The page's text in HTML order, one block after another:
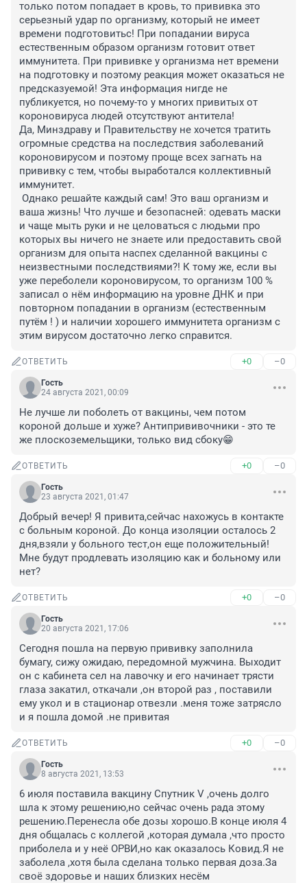
только потом попадает в кровь, то прививка это
серьезный удар по организму, который не имеет
времени подготовитьс! При попадании вируса
естественным образом организм готовит ответ
иммунитета. При прививке у организма нет времени
на подготовку и поэтому реакция может оказаться не
предсказуемой! Эта информация нигде не
публикуется, но почему-то у многих привитых от
короновируса людей отсутствуют антитела!
Да, Минздраву и Правительству не хочется тратить
огромные средства на последствия заболеваний
короновирусом и поэтому проще всех загнать на
прививку с тем, чтобы выработался коллективный
иммунитет.
Однако решайте каждый сам! Это ваш организм и
ваша жизнь! Что лучше и безопасней: одевать маски
и чаще мыть руки и не целоваться с людьми про
которых вы ничего не знаете или предоставить свой
организм для опыта наспех сделанной вакцины с
неизвестными последствиями?! К тому же, если вы
уже переболели короновирусом, то организм 100 %
записал о нём информацию на уровне ДНК и при
повторном попадании в организм (естественным
путём ! ) и наличии хорошего иммунитета организм с
этим вирусом достаточно легко справится.
ОТВЕТИТЬ +0 –0
Гость
24 августа 2021, 00:09
Не лучше ли поболеть от вакцины, чем потом
короной дольше и хуже? Антипрививочники - это те
же плоскоземельщики, только вид сбоку😁
ОТВЕТИТЬ +0 –0
Гость
23 августа 2021, 01:47
Добрый вечер! Я привита,сейчас нахожусь в контакте
с больным короной. До конца изоляции осталось 2
дня,взяли у больного тест,он еще положительный!
Мне будут продлевать изоляцию как и больному или
нет?
ОТВЕТИТЬ +0 –0
Гость
20 августа 2021, 17:06
Сегодня пошла на первую прививку заполнила
бумагу, сижу ожидаю, передомной мужчина. Выходит
он с кабинета сел на лавочку и его начинает трясти
глаза закатил, откачали ,он второй раз , поставили
ему укол и в стационар отвезли .меня тоже затрясло
и я пошла домой .не привитая
ОТВЕТИТЬ +0 –0
Гость
8 августа 2021, 13:53
6 июля поставила вакцину Спутник V ,очень долго
шла к этому решению,но сейчас очень рада этому
решению.Перенесла обе дозы хорошо.В конце июля 4
дня общалась с коллегой ,которая думала ,что просто
приболела и у неё ОРВИ,но как оказалось Ковид.Я не
заболела ,хотя была сделана только первая доза.За
своё здоровье и наших близких несём